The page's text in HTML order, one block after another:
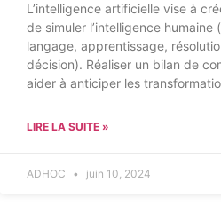
L’intelligence artificielle vise à
de simuler l’intelligence humaine
langage, apprentissage,
décision). Réaliser un bilan de
aider à anticiper les
LIRE LA SUITE »
ADHOC juin 10, 2024